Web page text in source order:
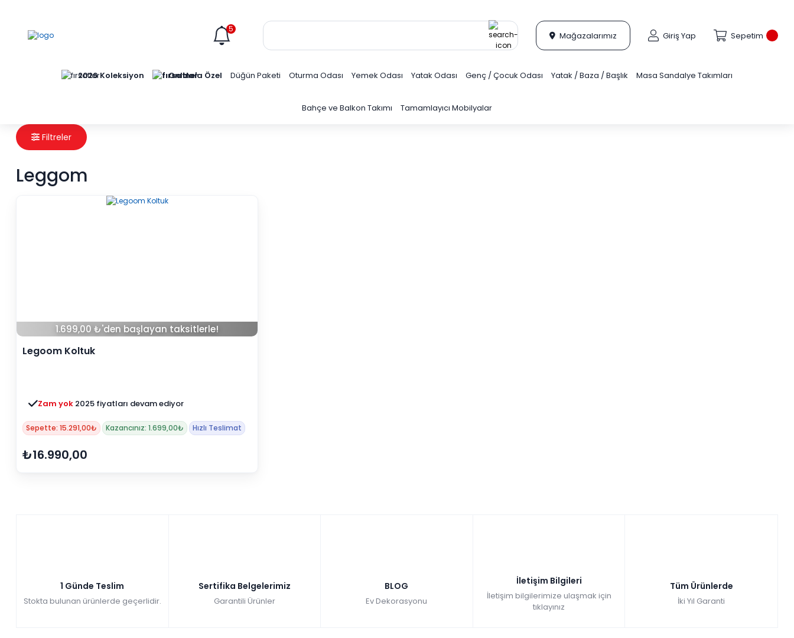
5
Mağazalarımız Giriş Yap Sepetim
2026 Koleksiyon Online'a Özel Düğün Paketi Oturma Odası Yemek Odası Yatak Odası Genç / Çocuk Odası Yatak / Baza / Başlık Masa Sandalye Takımları
Bahçe ve Balkon Takımı Tamamlayıcı Mobilyalar
Filtreler
Leggom
1.699,00 ₺'den başlayan taksitlerle!
Legoom Koltuk
Zam yok 2025 fiyatları devam ediyor
Sepette: 15.291,00₺ Kazancınız: 1.699,00₺ Hızlı Teslimat
₺16.990,00
1 Günde Teslim
Stokta bulunan ürünlerde geçerlidir.
Sertifika Belgelerimiz
Garantili Ürünler
BLOG
Ev Dekorasyonu
İletişim Bilgileri
İletişim bilgilerimize ulaşmak için
tıklayınız
Tüm Ürünlerde
İki Yıl Garanti